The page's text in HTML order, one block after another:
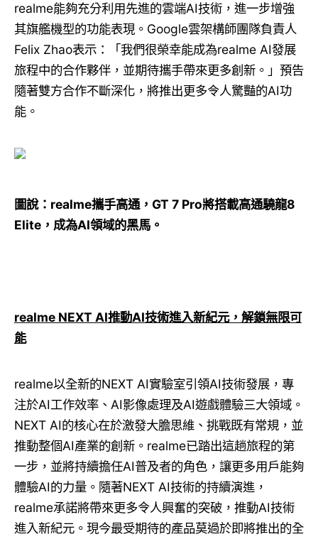
realme能夠充分利用先進的雲端AI技術，進一步增強
其旗艦機型的功能表現。Google雲架構師團隊負責人
Felix Zhao表示：「我們很榮幸能成為realme AI發展
旅程中的合作夥伴，並期待攜手帶來更多創新。」預告
隨著雙方合作不斷深化，將推出更多令人驚豔的AI功
能。
圖說： realme攜手高通， GT 7 Pro將搭載高通驍龍8
Elite，成為AI領域的黑馬。
realme NEXT AI推動AI技術進入新紀元，解鎖無限可
能
realme以全新的NEXT AI實驗室引領AI技術發展，專
注於AI工作效率、AI影像處理及AI遊戲體驗三大領域。
NEXT AI的核心在於激發大膽思維、挑戰既有常規，並
推動整個AI產業的創新。realme已踏出這趟旅程的第
一步，並將持續擔任AI普及者的角色，讓更多用戶能夠
體驗AI的力量。隨著NEXT AI技術的持續演進，
realme承諾將帶來更多令人興奮的突破，推動AI技術
進入新紀元。現今最受期待的產品莫過於即將推出的全